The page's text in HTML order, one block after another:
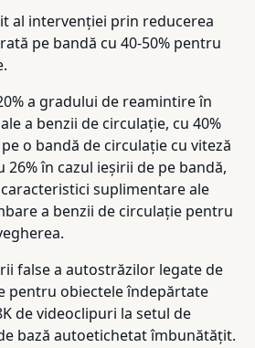
al intervenției prin reducerea
pe bandă cu 40-50% pentru
a gradului de reamintire în
a benzii de circulație, cu 40%
o bandă de circulație cu viteză
26% în cazul ieșirii de pe bandă,
suplimentare ale
a benzii de circulație pentru
false a autostrăzilor legate de
pentru obiectele îndepărtate
de videoclipuri la setul de
bază autoetichetat îmbunătățit.